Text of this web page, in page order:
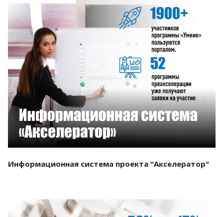
Смотреть проект
Информационная система проекта "Акселератор"